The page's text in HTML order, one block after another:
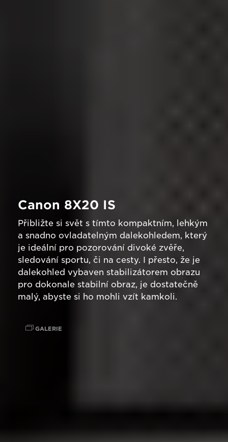
Canon 8X20 IS
Přibližte si svět s tímto kompaktním, lehkým
a snadno ovladatelným dalekohledem, který
je ideální pro pozorování divoké zvěře,
sledování sportu, či na cesty. I přesto, že je
dalekohled vybaven stabilizátorem obrazu
pro dokonale stabilní obraz, je dostatečně
malý, abyste si ho mohli vzít kamkoli.
GALERIE